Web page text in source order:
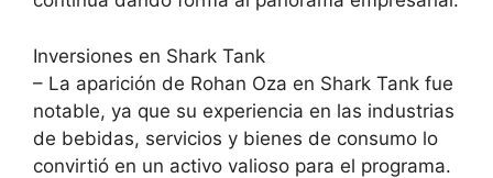
Inversiones en Shark Tank
– La aparición de Rohan Oza en Shark Tank fue
notable, ya que su experiencia en las industrias
de bebidas, servicios y bienes de consumo lo
convirtió en un activo valioso para el programa.